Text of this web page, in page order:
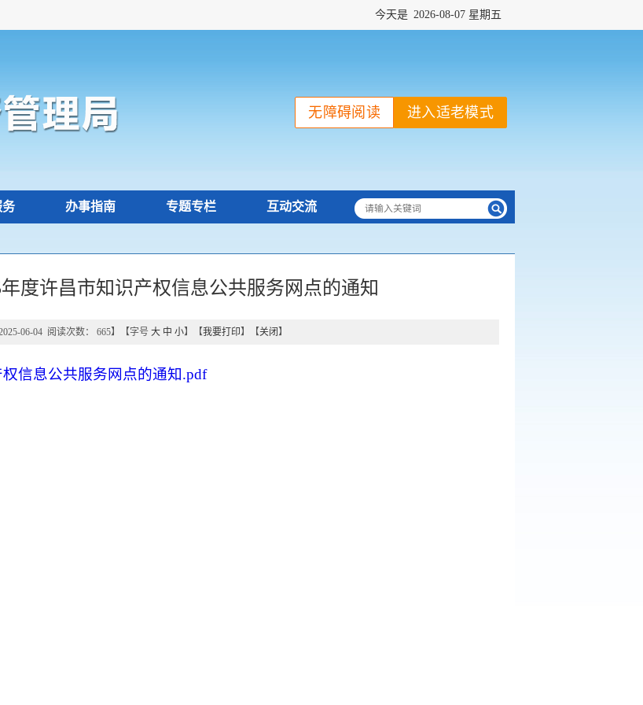
今天是 2026-08-07 星期五
进入适老模式
无障碍阅读
务 办事指南 专题专栏 互动交流
度许昌市知识产权信息公共服务网点的通知
06-04 阅读次数： 665】【字号 大 中 小】【我要打印】【关闭 】
信息公共服务网点的通知.pdf